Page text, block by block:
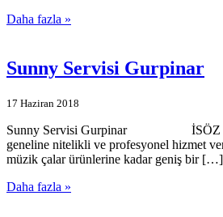
Daha fazla »
Sunny Servisi Gurpinar
17 Haziran 2018
Sunny Servisi Gurpinar İSÖZ
geneline nitelikli ve profesyonel hizmet
müzik çalar ürünlerine kadar geniş bir […]
Daha fazla »